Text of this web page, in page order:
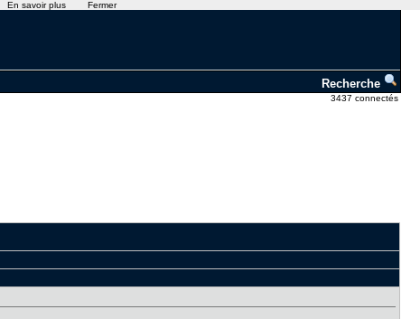
Recherche
3437 connectés
En savoir plus Fermer